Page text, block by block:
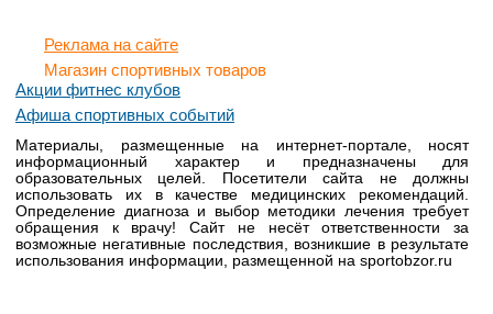
Реклама на сайте
Магазин спортивных товаров
Акции фитнес клубов
Афиша спортивных событий
Материалы, размещенные на интернет-портале, носят
информационный характер и предназначены для
образовательных целей. Посетители сайта не должны
использовать их в качестве медицинских рекомендаций.
Определение диагноза и выбор методики лечения требует
обращения к врачу! Сайт не несёт ответственности за
возможные негативные последствия, возникшие в результате
использования информации, размещенной на sportobzor.ru